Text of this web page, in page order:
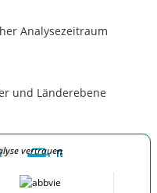
Analysezeitraum
und Länderebene
vertrauen